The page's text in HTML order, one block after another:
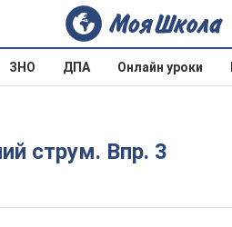
ЗНО ДПА Онлайн уроки
струм. Впр. 3